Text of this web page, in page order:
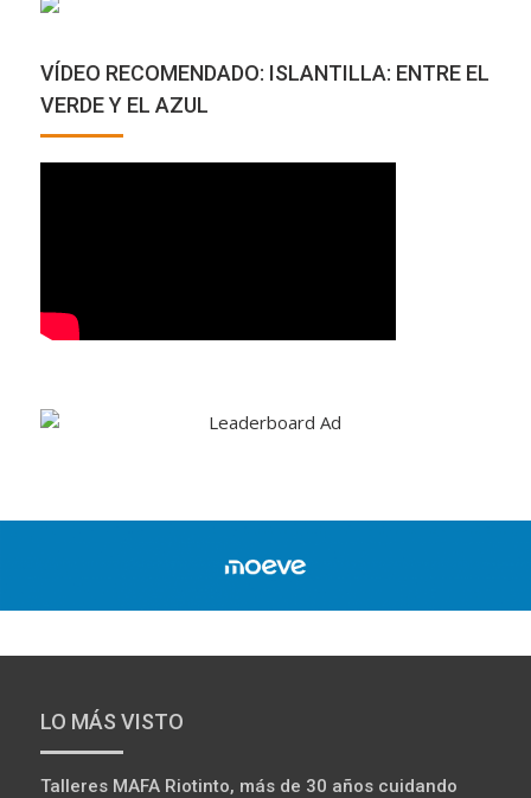
VÍDEO RECOMENDADO: ISLANTILLA: ENTRE EL
VERDE Y EL AZUL
LO MÁS VISTO
Talleres MAFA Riotinto, más de 30 años cuidando